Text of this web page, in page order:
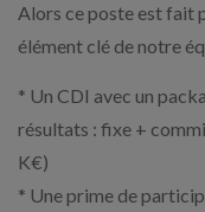
Alors ce poste est fait
élément clé de notre
* Un CDI avec un
résultats : fixe +
K€)
* Une prime de